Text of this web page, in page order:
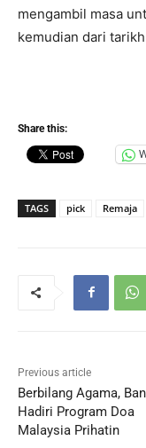
mengambil masa
kemudian dari tarikh
Share this:
TAGS pick Remaja
Previous article
Berbilang Agama,
Hadiri Program Doa
Malaysia Prihatin